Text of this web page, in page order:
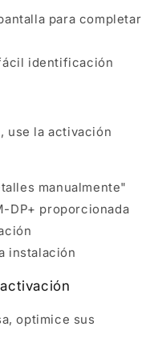
para completar
identificación
use la activación
manualmente"
DP+ proporcionada
instalación
optimice sus